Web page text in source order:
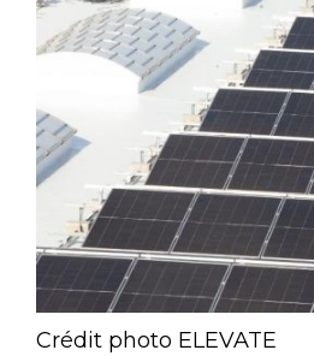
Crédit photo ELEVATE